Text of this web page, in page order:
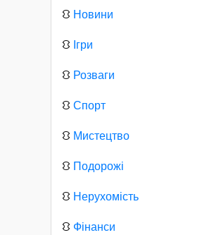
⛻ Новини
⛻ Ігри
⛻ Розваги
⛻ Спорт
⛻ Мистецтво
⛻ Подорожі
⛻ Нерухомість
⛻ Фінанси